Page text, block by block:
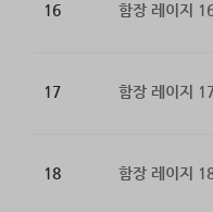
16 함장 레이지
17 함장 레이지
18 함장 레이지